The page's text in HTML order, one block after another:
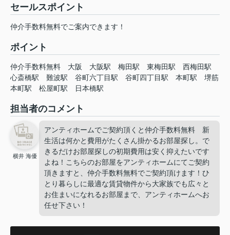
セールスポイント
仲介手数料無料でご案内できます！
ポイント
仲介手数料無料 大阪 大阪駅 梅田駅 東梅田駅
西梅田駅
心斎橋駅
難波駅 谷町六丁目駅 谷町四丁目駅 本町駅
堺筋
本町駅
松屋町駅 日本橋駅
担当者のコメント
横井 海優
アンティホームでご契約頂くと仲介手数料無料 新
生活は何かと費用がたくさん掛かるお部屋探し。で
きるだけお部屋探しの初期費用は安く抑えたいです
よね！こちらのお部屋をアンティホームにてご契約
頂きますと、仲介手数料無料でご契約頂けます！ひ
とり暮らしに最適な賃貸物件から大家族でも広々と
お住まいになれるお部屋まで、アンティホームへお
任せ下さい！